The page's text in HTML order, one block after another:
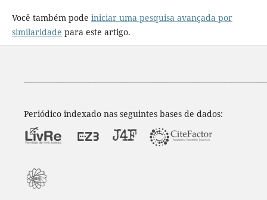
Você também pode iniciar uma pesquisa avançada por
similaridade para este artigo.
Periódico indexado nas seguintes bases de dados: